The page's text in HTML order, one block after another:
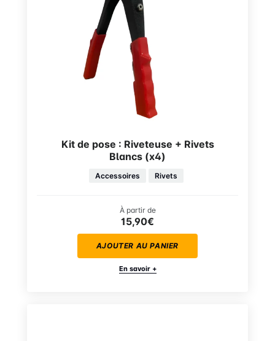
Kit de pose : Riveteuse + Rivets
Blancs (x4)
Accessoires Rivets
À partir de
15,90€
AJOUTER AU PANIER
En savoir +